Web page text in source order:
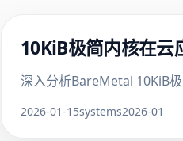
10KiB极简内核在云
深入分析BareMetal 10KiB
2026-01-15systems2026-01